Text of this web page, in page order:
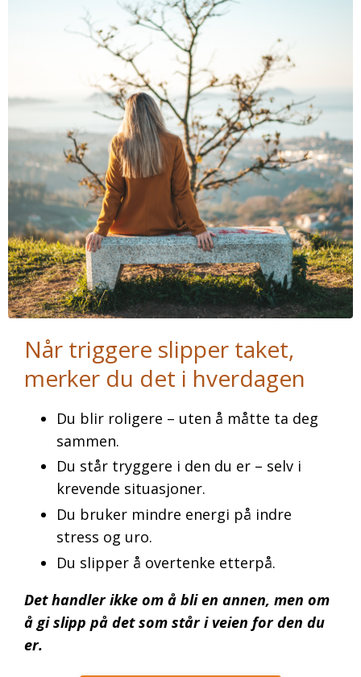
Når triggere slipper taket,
merker du det i hverdagen
Du blir roligere – uten å måtte ta deg
sammen.
Du står tryggere i den du er – selv i
krevende situasjoner.
Du bruker mindre energi på indre
stress og uro.
Du slipper å overtenke etterpå.
Det handler ikke om å bli en annen, men om
å gi slipp på det som står i veien for den du
er.